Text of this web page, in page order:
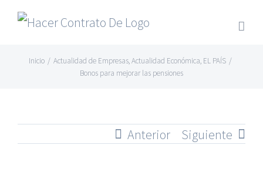
Skip
Inicio / Actualidad de Empresas,Actualidad Económica, EL PAÍS /
Bonos para mejorar las pensiones
Anterior Siguiente